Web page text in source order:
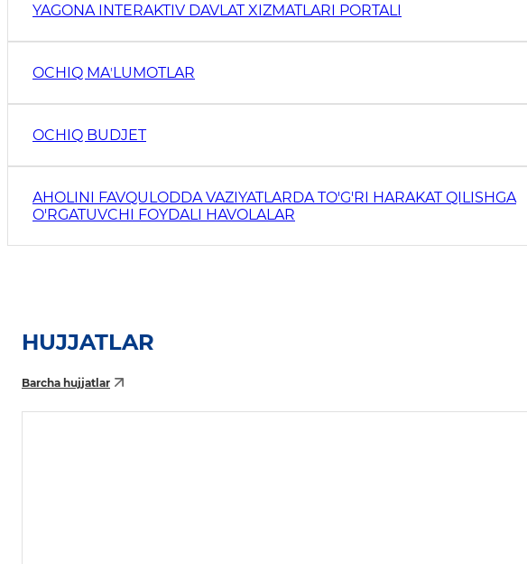
YAGONA INTERAKTIV DAVLAT XIZMATLARI PORTALI
OCHIQ MAʼLUMOTLAR
OCHIQ BUDJET
AHOLINI FAVQULODDA VAZIYATLARDA TO'G'RI HARAKAT QILISHGA
O'RGATUVCHI FOYDALI HAVOLALAR
HUJJATLAR
Barcha hujjatlar